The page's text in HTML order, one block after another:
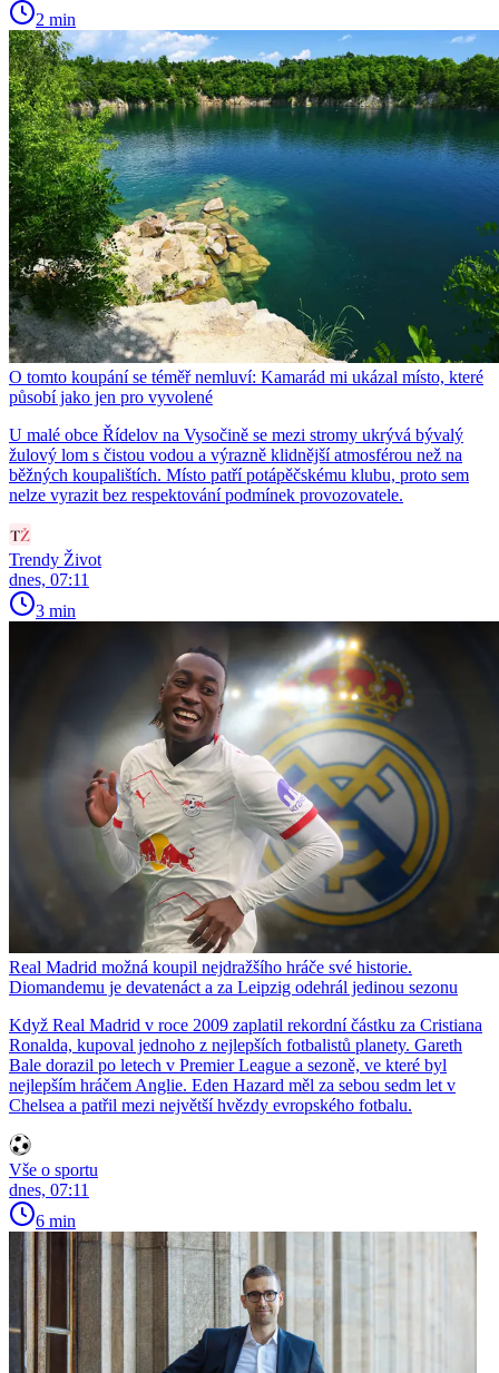
2 min
O tomto koupání se téměř nemluví: Kamarád mi ukázal místo, které
působí jako jen pro vyvolené
U malé obce Řídelov na Vysočině se mezi stromy ukrývá bývalý
žulový lom s čistou vodou a výrazně klidnější atmosférou než na
běžných koupalištích. Místo patří potápěčskému klubu, proto sem
nelze vyrazit bez respektování podmínek provozovatele.
Trendy Život
dnes, 07:11
3 min
Real Madrid možná koupil nejdražšího hráče své historie.
Diomandemu je devatenáct a za Leipzig odehrál jedinou sezonu
Když Real Madrid v roce 2009 zaplatil rekordní částku za Cristiana
Ronalda, kupoval jednoho z nejlepších fotbalistů planety. Gareth
Bale dorazil po letech v Premier League a sezoně, ve které byl
nejlepším hráčem Anglie. Eden Hazard měl za sebou sedm let v
Chelsea a patřil mezi největší hvězdy evropského fotbalu.
Vše o sportu
dnes, 07:11
6 min